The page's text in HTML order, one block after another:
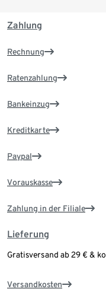
Zahlung
Rechnung
Ratenzahlung
Bankeinzug
Kreditkarte
Paypal
Vorauskasse
Zahlung in der Filiale
Lieferung
Gratisversand ab 29 € &
Versandkosten